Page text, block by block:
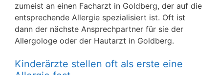
zumeist an einen Facharzt in Goldberg, der auf die
entsprechende Allergie spezialisiert ist. Oft ist
dann der nächste Ansprechpartner für sie der
Allergologe oder der Hautarzt in Goldberg.
Kinderärzte stellen oft als erste eine